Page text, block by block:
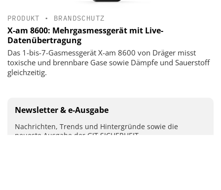
PRODUKT • BRANDSCHUTZ
X-am 8600: Mehrgasmessgerät mit Live-
Datenübertragung
Das 1-bis-7-Gasmessgerät X-am 8600 von Dräger misst
toxische und brennbare Gase sowie Dämpfe und Sauerstoff
gleichzeitig.
Newsletter & e-Ausgabe
Nachrichten, Trends und Hintergründe sowie die
neueste Ausgabe der GIT SICHERHEIT